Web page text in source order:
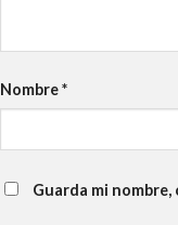
Nombre*
Guarda mi